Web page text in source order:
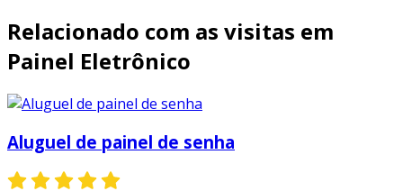
de tecnologia lcd ou led proporciona uma
estética moderna e atraente, melhorando a
quanto em eventos ao ar livre.
características estrutural
os placares digitais de parede são projetados
Relacionado com as visitas em
Painel Eletrônico
Aluguel de painel de senha